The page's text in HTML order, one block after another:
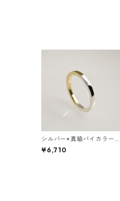
シルバー×真鍮バイカラーハ
ーフフラットリング 2.0mm
幅 鏡面｜WKS SV×BS BI-CO
¥6,710